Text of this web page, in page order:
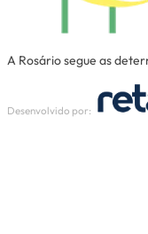
A Rosário segue as
Desenvolvido por: